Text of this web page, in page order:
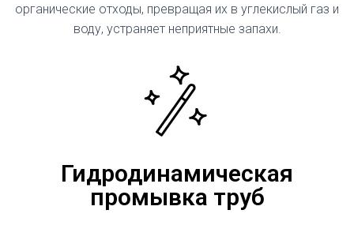
органические отходы, превращая их в углекислый газ и
воду, устраняет неприятные запахи.
Гидродинамическая
промывка труб